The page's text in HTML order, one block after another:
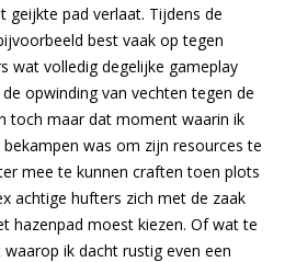
pad verlaat. Tijdens de
best vaak op tegen
wat volledig degelijke gameplay
opwinding van vechten tegen de
toch maar dat moment waarin ik
was om zijn resources te
mee te kunnen craften toen plots
achtige hufters zich met de zaak
hazenpad moest kiezen. Of wat te
ik dacht rustig even een